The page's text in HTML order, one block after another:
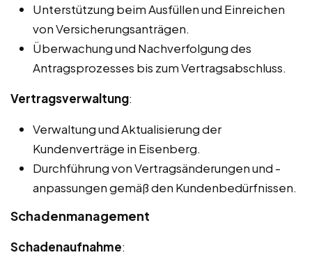
Unterstützung beim Ausfüllen und Einreichen
von Versicherungsanträgen.
Überwachung und Nachverfolgung des
Antragsprozesses bis zum Vertragsabschluss.
Vertragsverwaltung:
Verwaltung und Aktualisierung der
Kundenverträge in Eisenberg.
Durchführung von Vertragsänderungen und -
anpassungen gemäß den Kundenbedürfnissen.
Schadenmanagement
Schadenaufnahme: